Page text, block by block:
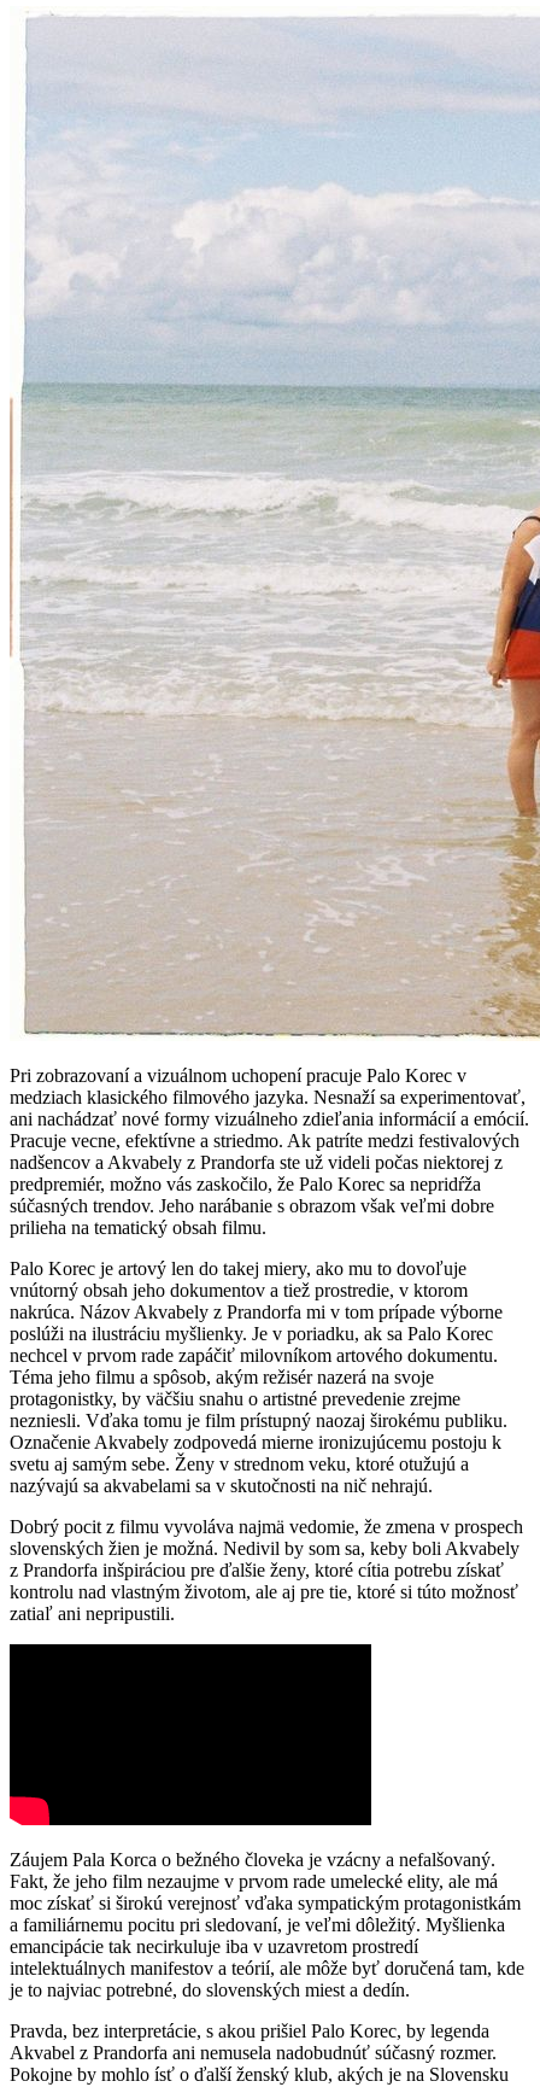
Pri zobrazovaní a vizuálnom uchopení pracuje Palo Korec v
medziach klasického filmového jazyka. Nesnaží sa experimentovať,
ani nachádzať nové formy vizuálneho zdieľania informácií a emócií.
Pracuje vecne, efektívne a striedmo. Ak patríte medzi festivalových
nadšencov a Akvabely z Prandorfa ste už videli počas niektorej z
predpremiér, možno vás zaskočilo, že Palo Korec sa nepridŕža
súčasných trendov. Jeho narábanie s obrazom však veľmi dobre
prilieha na tematický obsah filmu.
Palo Korec je artový len do takej miery, ako mu to dovoľuje
vnútorný obsah jeho dokumentov a tiež prostredie, v ktorom
nakrúca. Názov Akvabely z Prandorfa mi v tom prípade výborne
poslúži na ilustráciu myšlienky. Je v poriadku, ak sa Palo Korec
nechcel v prvom rade zapáčiť milovníkom artového dokumentu.
Téma jeho filmu a spôsob, akým režisér nazerá na svoje
protagonistky, by väčšiu snahu o artistné prevedenie zrejme
nezniesli. Vďaka tomu je film prístupný naozaj širokému publiku.
Označenie Akvabely zodpovedá mierne ironizujúcemu postoju k
svetu aj samým sebe. Ženy v strednom veku, ktoré otužujú a
nazývajú sa akvabelami sa v skutočnosti na nič nehrajú.
Dobrý pocit z filmu vyvoláva najmä vedomie, že zmena v prospech
slovenských žien je možná. Nedivil by som sa, keby boli Akvabely
z Prandorfa inšpiráciou pre ďalšie ženy, ktoré cítia potrebu získať
kontrolu nad vlastným životom, ale aj pre tie, ktoré si túto možnosť
zatiaľ ani nepripustili.
Záujem Pala Korca o bežného človeka je vzácny a nefalšovaný.
Fakt, že jeho film nezaujme v prvom rade umelecké elity, ale má
moc získať si širokú verejnosť vďaka sympatickým protagonistkám
a familiárnemu pocitu pri sledovaní, je veľmi dôležitý. Myšlienka
emancipácie tak necirkuluje iba v uzavretom prostredí
intelektuálnych manifestov a teórií, ale môže byť doručená tam, kde
je to najviac potrebné, do slovenských miest a dedín.
Pravda, bez interpretácie, s akou prišiel Palo Korec, by legenda
Akvabel z Prandorfa ani nemusela nadobudnúť súčasný rozmer.
Pokojne by mohlo ísť o ďalší ženský klub, akých je na Slovensku